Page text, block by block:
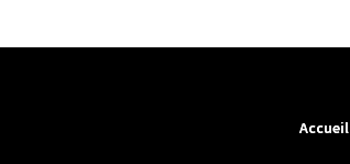
Accueil